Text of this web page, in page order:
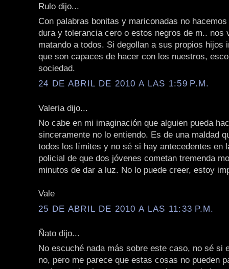
Rulo dijo...
Con palabras bonitas y mariconadas no
dura y tolerancia cero o estos negros de m.. nos
matando a todos. Si degollan a sus propios hijos
que son capaces de hacer con los nuestros,
sociedad.
24 DE ABRIL DE 2010 A LAS 1:59 P.M.
Valeria dijo...
No cabe en mi imaginación que alguien pueda
sinceramente no lo entiendo. Es de una maldad
todos los límites y no sé si hay antecedentes en
policial de que dos jóvenes cometan tremenda
minutos de dar a luz. No lo puede creer, estoy
Vale
25 DE ABRIL DE 2010 A LAS 11:33 P.M.
Ñato dijo...
No escuché nada más sobre este caso, no sé si
no, pero me parece que estas cosas no pueden